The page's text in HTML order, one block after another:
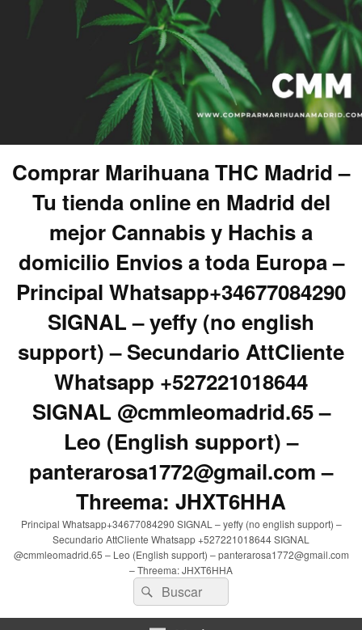
Comprar Marihuana THC Madrid –
Tu tienda online en Madrid del
mejor Cannabis y Hachis a
domicilio Envios a toda Europa –
Principal Whatsapp+34677084290
SIGNAL – yeffy (no english
support) – Secundario AttCliente
Whatsapp +527221018644
SIGNAL @cmmleomadrid.65 –
Leo (English support) –
panterarosa1772@gmail.com –
Threema: JHXT6HHA
Principal Whatsapp+34677084290 SIGNAL – yeffy (no english support) –
Secundario AttCliente Whatsapp +527221018644 SIGNAL
@cmmleomadrid.65 – Leo (English support) – panterarosa1772@gmail.com
– Threema: JHXT6HHA
Buscar
por:
Buscar